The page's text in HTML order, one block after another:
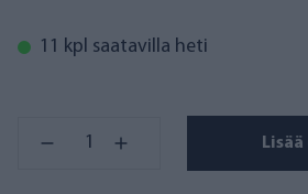
11 kpl saatavilla heti